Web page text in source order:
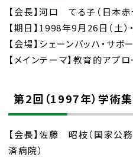
【会長】河口 てる子（日本
【期日】1998年9月26日（土）
【会場】シェーンバッハ・サボー
【メインテーマ】教育的アプ
第2回（1997年）学術
【会長】佐藤 昭枝（国家公
済病院）